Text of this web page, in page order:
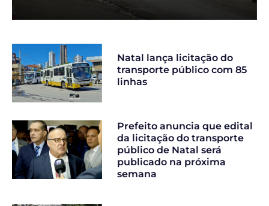
Natal lança licitação do
transporte público com 85
linhas
Prefeito anuncia que edital
da licitação do transporte
público de Natal será
publicado na próxima
semana